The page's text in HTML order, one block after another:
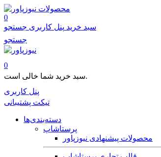
محصولات
0
سبد خرید پنل کاربری جستجو
جستجو
0
سبد خرید شما خالی است.
پنل کاربری
تیکت پشتیبانی
دسته‌بندی‌ها
پرستاشاپ
محصولات پیشنهادی نیوزپاور